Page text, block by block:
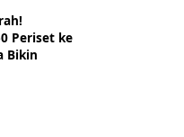
Periset ke
Bikin